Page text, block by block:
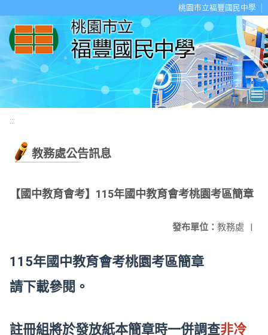
桃園市立福豐國民中學
:::
教務處公告訊息
【國中教育會考】115年國中教育會考桃園考區簡章
發布單位： 教務處 |
115年國中教育會考桃園考區簡章
請下載參閱。
註冊組將於發放紙本簡章時一併調查非冷